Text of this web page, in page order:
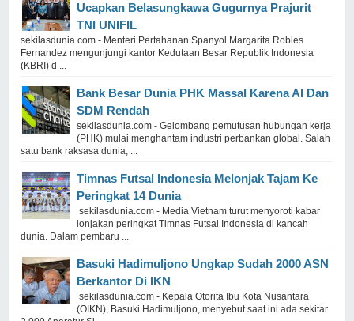
Ucapkan Belasungkawa Gugurnya Prajurit
TNI UNIFIL
sekilasdunia.com - Menteri Pertahanan Spanyol Margarita Robles
Fernandez mengunjungi kantor Kedutaan Besar Republik Indonesia
(KBRI) d ...
Bank Besar Dunia PHK Massal Karena AI Dan
SDM Rendah
sekilasdunia.com - Gelombang pemutusan hubungan kerja
(PHK) mulai menghantam industri perbankan global. Salah
satu bank raksasa dunia, ...
Timnas Futsal Indonesia Melonjak Tajam Ke
Peringkat 14 Dunia
sekilasdunia.com - Media Vietnam turut menyoroti kabar
lonjakan peringkat Timnas Futsal Indonesia di kancah
dunia. Dalam pembaru ...
Basuki Hadimuljono Ungkap Sudah 2000 ASN
Berkantor Di IKN
sekilasdunia.com - Kepala Otorita Ibu Kota Nusantara
(OIKN), Basuki Hadimuljono, menyebut saat ini ada sekitar